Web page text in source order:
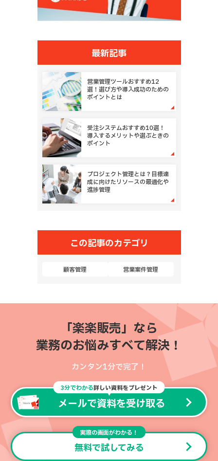
最新記事
営業管理ツールおすすめ12
選！選び方や導入成功のための
ポイントとは
受注システムおすすめ10選！
導入するメリットや選ぶときの
ポイント
プロジェクト管理とは？目標達
成に向けたリソースの最適化や
進捗管理
この記事のカテゴリ
顧客管理 営業案件管理
「楽楽販売」なら
業務のお悩みすべて解決！
カンタン1分で完了！
3分でわかる詳しい資料をプレゼント
メールで資料を受け取る
実際の画面がわかる！
無料で試してみる